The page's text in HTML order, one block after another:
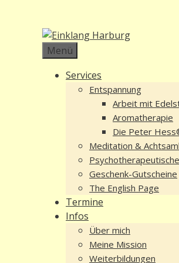
springen
Menü
Services
Entspannung
Arbeit mit
Aromatherapie
Die Peter
Meditation &
Geschenk-Gutscheine
The English Page
Termine
Infos
Über mich
Meine Mission
Weiterbildungen